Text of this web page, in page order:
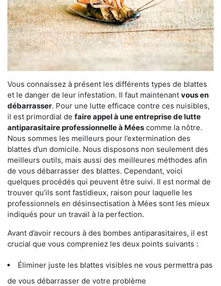
Vous connaissez à présent les différents types de blattes
et le danger de leur infestation. Il faut maintenant vous en
débarrasser. Pour une lutte efficace contre ces nuisibles,
il est primordial de faire appel à une entreprise de lutte
antiparasitaire professionnelle à Mées comme la nôtre.
Nous sommes les meilleurs pour l’extermination des
blattes d’un domicile. Nous disposons non seulement des
meilleurs outils, mais aussi des meilleures méthodes afin
de vous débarrasser des blattes. Cependant, voici
quelques procédés qui peuvent être suivi. Il est normal de
trouver qu’ils sont fastidieux, raison pour laquelle les
professionnels en désinsectisation à Mées sont les mieux
indiqués pour un travail à la perfection.
Avant d’avoir recours à des bombes antiparasitaires, il est
crucial que vous compreniez les deux points suivants :
Éliminer juste les blattes visibles ne vous permettra pas
de vous débarrasser de votre problème